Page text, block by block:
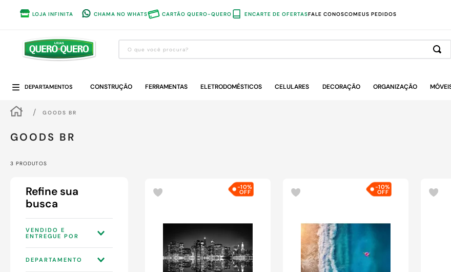
LOJA INFINITA CHAMA NO WHATS CARTÃO QUERO-QUERO ENCARTE DE OFERTASFALE CONOSCOMEUS PEDIDOS
O que você procura?
DEPARTAMENTOS CONSTRUÇÃO FERRAMENTAS ELETRODOMÉSTICOS CELULARES DECORAÇÃO ORGANIZAÇÃO
GOODS BR
GOODS BR
3 PRODUTOS
QUERO S.A
DEPARTAMENTO
-10% -10%
1º
guarda roupa
iphone
chuveiro